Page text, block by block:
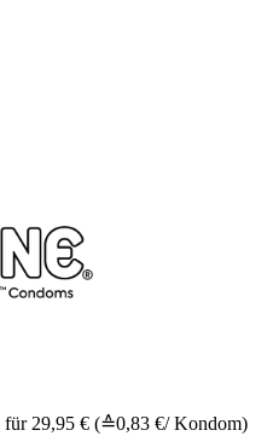
für 29,95 € (≙0,83 €/ Kondom)